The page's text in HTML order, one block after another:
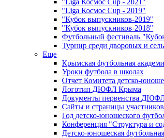
"Liga Космос Cup - 2021"
"Liga Космос Cup - 2019"
"Кубок выпускников-2019"
"Кубок выпускников-2018"
Футбольный фестиваль
Турнир среди дворовых и
Еще
Крымская футбольная
Уроки футбола в школах
Отчет Комитета детско-
Логотип ДЮФЛ Крыма
Документы первенства
Сайты и страницы
Год детско-юношеского
Конференция "Структура и
Детско-юношеская